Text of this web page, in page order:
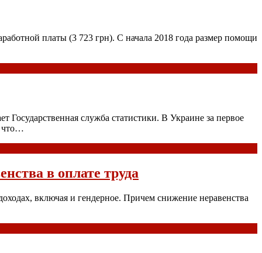
платы (3 723 грн). С начала 2018 года размер помощи
служба статистики. В Украине за первое
что…
в оплате труда
включая и гендерное. Причем снижение неравенства